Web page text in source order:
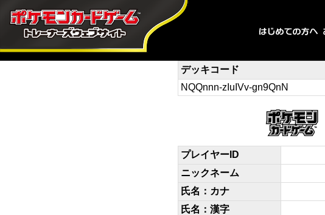
デッキコード
NQQnnn-zIuIVv-gn9QnN
プレイヤーID
ニックネーム
氏名：カナ
氏名：漢字